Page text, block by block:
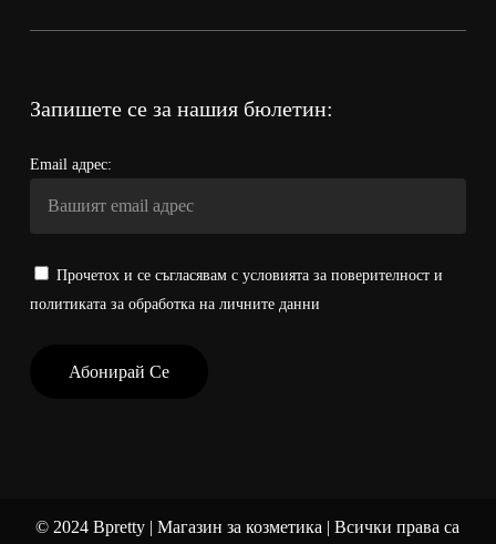
Запишете се за нашия бюлетин:
Email адрес:
Прочетох и се съгласявам с условията за поверителност и
политиката за обработка на личните данни
© 2024 Bpretty | Магазин за козметика | Всички права са